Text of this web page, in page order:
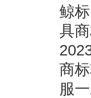
鲸
具
商
服